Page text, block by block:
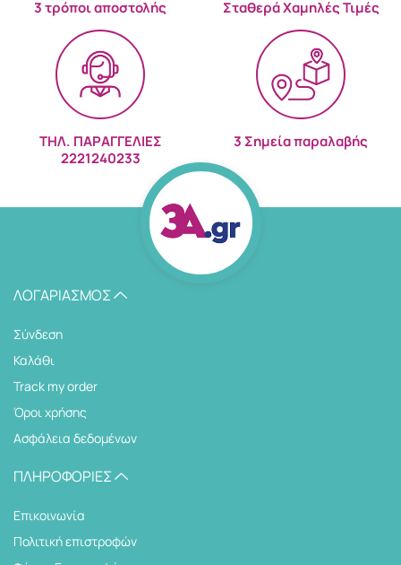
3 τρόποι αποστολής Σταθερά Χαμηλές Τιμές
ΤΗΛ. ΠΑΡΑΓΓΕΛΙΕΣ
2221240233
3 Σημεία παραλαβής
ΛΟΓΑΡΙΑΣΜΌΣ
Σύνδεση
Καλάθι
Track my order
Όροι χρήσης
Ασφάλεια δεδομένων
ΠΛΗΡΟΦΟΡΊΕΣ
Επικοινωνία
Πολιτική επιστροφών